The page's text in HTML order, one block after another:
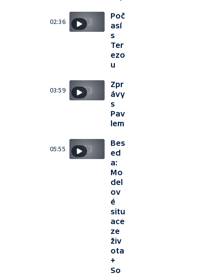
02:36
Poč
así
s
Ter
ezo
u
03:59
Zpr
ávy
s
Pav
lem
05:55
Bes
ed
a:
Mo
del
ov
é
situ
ace
ze
živ
ota
+
So